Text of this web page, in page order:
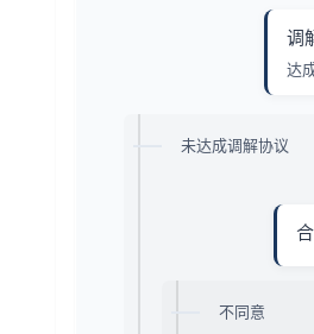
调
达
未达成调解协议
不同意